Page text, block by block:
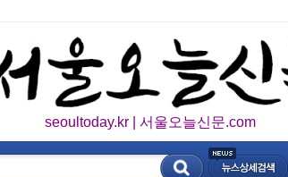
seoultoday.kr | 서울오늘신문.com